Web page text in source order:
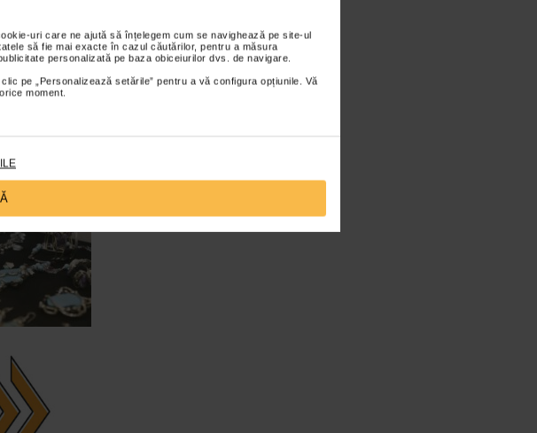
uri care ne ajută să înțelegem cum se navighează pe site-ul
să fie mai exacte în cazul căutărilor, pentru a măsura
personalizată pe baza obiceiurilor dvs. de navigare.
pe „Personalizează setările” pentru a vă configura opțiunile. Vă
moment.